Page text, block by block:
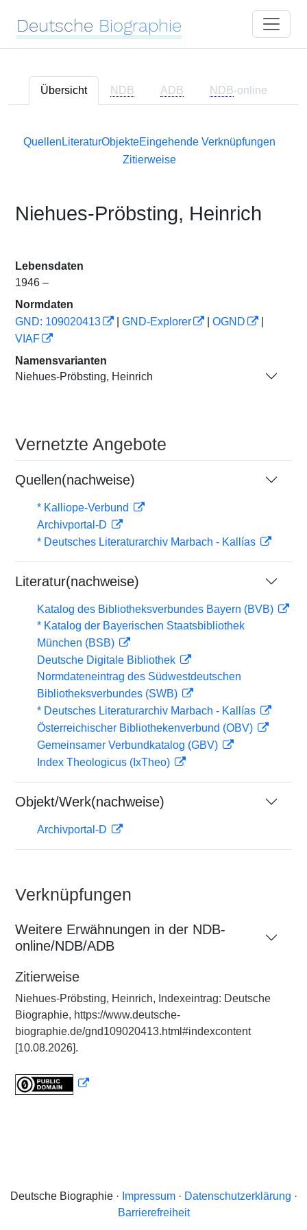
Deutsche Biographie
Übersicht NDB ADB NDB-online
Quellen LiteraturObjekteEingehende Verknüpfungen
Zitierweise
Niehues-Pröbsting, Heinrich
Lebensdaten
1946 –
Normdaten
GND: 109020413
GND-Explorer OGND
VIAF
Namensvarianten
Niehues-Pröbsting, Heinrich
Vernetzte Angebote
Quellen(nachweise)
* Kalliope-Verbund
Archivportal-D
* Deutsches Literaturarchiv Marbach - Kallías
Literatur(nachweise)
Katalog des Bibliotheksverbundes Bayern (BVB)
* Katalog der Bayerischen Staatsbibliothek
München (BSB)
Deutsche Digitale Bibliothek
Normdateneintrag des Südwestdeutschen
Bibliotheksverbundes (SWB)
* Deutsches Literaturarchiv Marbach - Kallías
Österreichischer Bibliothekenverbund (OBV)
Gemeinsamer Verbundkatalog (GBV)
Index Theologicus (IxTheo)
Objekt/Werk(nachweise)
Archivportal-D
Verknüpfungen
Weitere Erwähnungen in der NDB-
online/NDB/ADB
Zitierweise
Niehues-Pröbsting, Heinrich, Indexeintrag: Deutsche
Biographie, https://www.deutsche-
biographie.de/gnd109020413.html#indexcontent
[10.08.2026].
Deutsche Biographie · Impressum· Datenschutzerklärung ·
Barrierefreiheit